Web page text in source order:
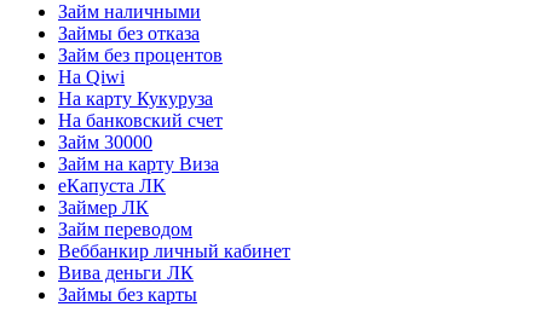
Займ наличными
Займы без отказа
Займ без процентов
На Qiwi
На карту Кукуруза
На банковский счет
Займ 30000
Займ на карту Виза
еКапуста ЛК
Займер ЛК
Займ переводом
Веббанкир личный кабинет
Вива деньги ЛК
Займы без карты